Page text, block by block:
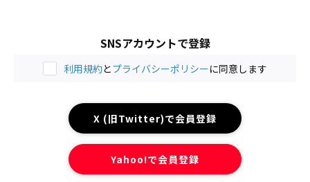
SNSアカウントで登録
利用規約とプライバシーポリシーに同意します
X (旧Twitter)で会員登録
Yahoo!で会員登録